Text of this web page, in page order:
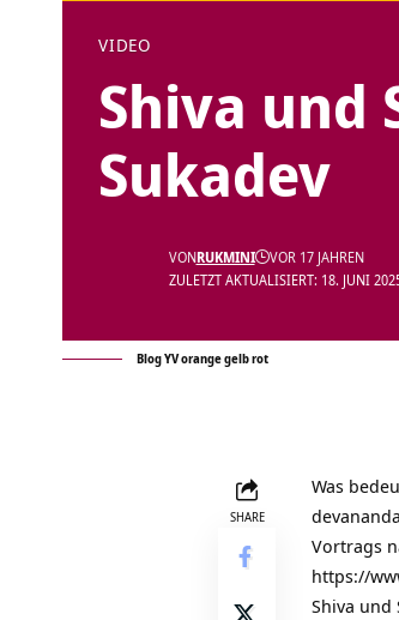
VIDEO
Shiva und
Sukadev
ZULETZT AKTUALISIERT: 18. JUNI
VONRUKMINI VOR 17 JAHREN
Blog YV orange gelb rot
SHARE
Was
Vortrags
https://
Shiva und